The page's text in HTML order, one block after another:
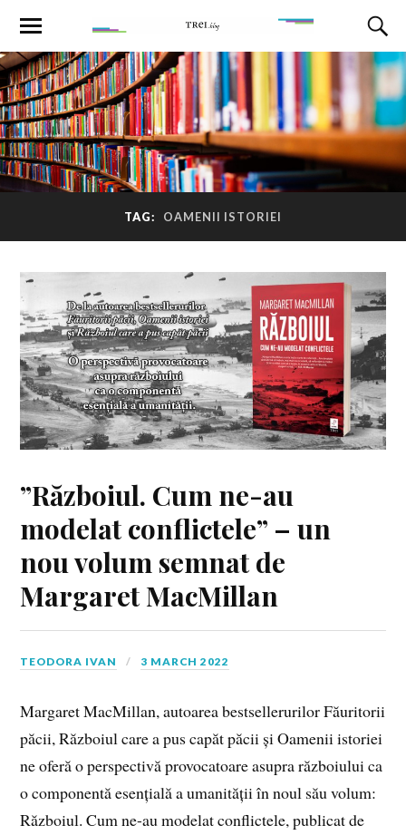
TAG: OAMENII ISTORIEI
”Războiul. Cum ne-au
modelat conflictele” – un
nou volum semnat de
Margaret MacMillan
TEODORA IVAN 3 MARCH 2022
Margaret MacMillan, autoarea bestsellerurilor Făuritorii
păcii, Războiul care a pus capăt păcii și Oamenii istoriei
ne oferă o perspectivă provocatoare asupra războiului ca
o componentă esențială a umanității în noul său volum:
Războiul. Cum ne-au modelat conflictele, publicat de